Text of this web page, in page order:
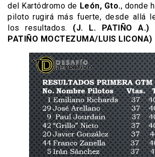
del Kartódromo de León, Gto., donde
piloto rugirá más fuerte, desde allá
los resultados. (J. L. PATIÑO A.)
PATIÑO MOCTEZUMA/LUIS LICONA)